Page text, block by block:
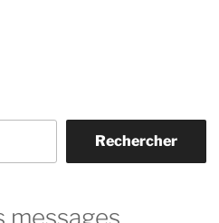
Rechercher
messages